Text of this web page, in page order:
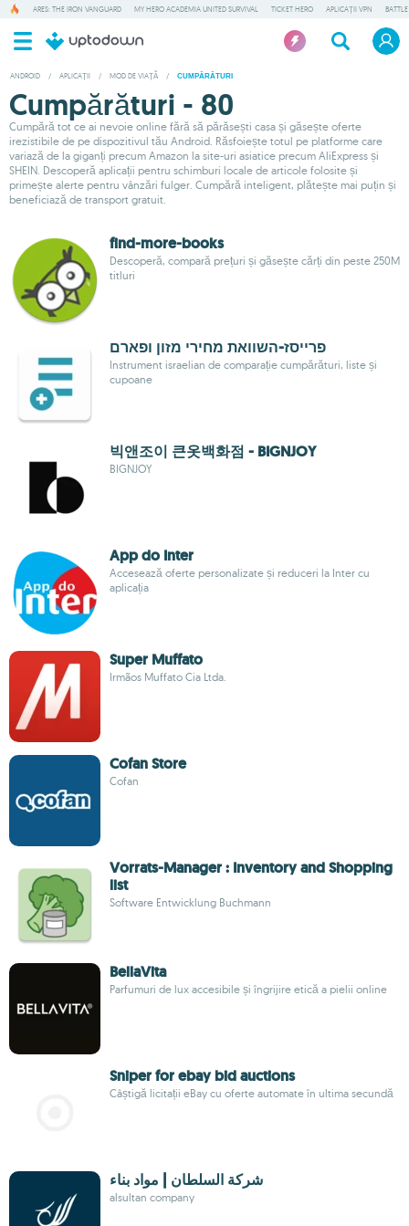
ARES: THE IRON VANGUARD MY HERO ACADEMIA UNITED SURVIVAL TICKET HERO APLICAȚII VPN
ANDROID / APLICAȚII / MOD DE VIAȚĂ / CUMPĂRĂTURI
Cumpărături - 80
Cumpără tot ce ai nevoie online fără să părăsești casa și găsește oferte
irezistibile de pe dispozitivul tău Android. Răsfoiește totul pe platforme care
variază de la giganți precum Amazon la site-uri asiatice precum AliExpress și
SHEIN. Descoperă aplicații pentru schimburi locale de articole folosite și
primește alerte pentru vânzări fulger. Cumpără inteligent, plătește mai puțin și
beneficiază de transport gratuit.
find-more-books
Descoperă, compară prețuri și găsește cărți din peste 250M
titluri
פרייסז-השוואת מחירי מזון ופארם
Instrument israelian de comparație cumpărături, liste și
cupoane
빅앤조이 큰옷백화점 - BIGNJOY
BIGNJOY
App do Inter
Accesează oferte personalizate și reduceri la Inter cu
aplicația
Super Muffato
Irmãos Muffato Cia Ltda.
Cofan Store
Cofan
Vorrats-Manager : Inventory and Shopping
list
Software Entwicklung Buchmann
BellaVita
Parfumuri de lux accesibile și îngrijire etică a pielii online
Sniper for ebay bid auctions
Câștigă licitații eBay cu oferte automate în ultima secundă
شركة السلطان | مواد بناء
alsultan company